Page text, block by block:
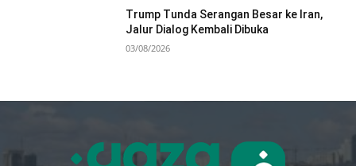
Trump Tunda Serangan Besar ke Iran,
Jalur Dialog Kembali Dibuka
03/08/2026